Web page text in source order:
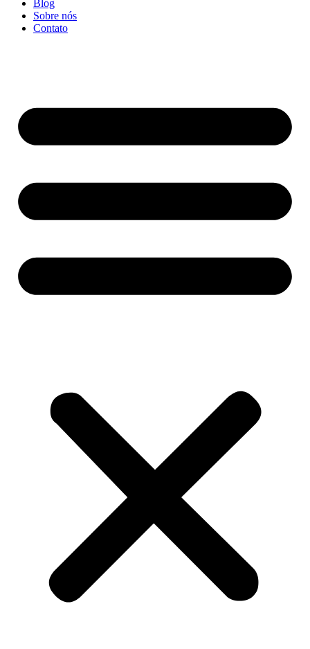
Blog
Sobre nós
Contato